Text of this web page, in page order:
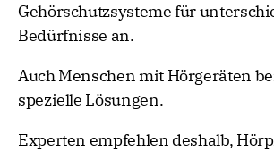
Gehörschutzsysteme für
Bedürfnisse an.
Auch Menschen mit Hörgeräten
spezielle Lösungen.
Experten empfehlen deshalb,